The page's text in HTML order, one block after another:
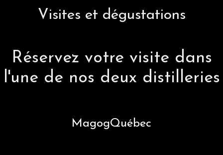
Visites et dégustations
Réservez votre visite dans
l'une de nos deux distilleries
MagogQuébec